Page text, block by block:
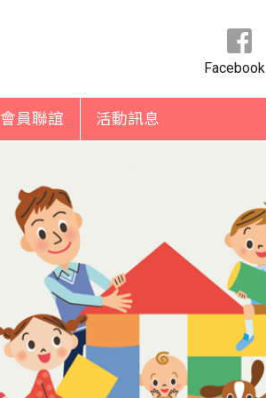
Facebook
會員聯誼 活動訊息